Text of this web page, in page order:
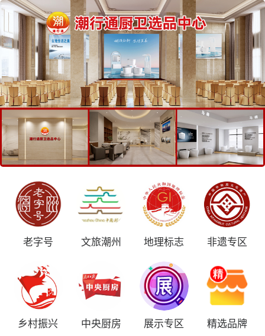
老字号 文旅潮州 地理标志 非遗专区
乡村振兴 中央厨房 展示专区 精选品牌